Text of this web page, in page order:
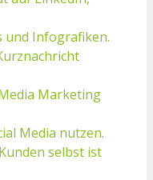
und Infografiken.
Marketing
Media nutzen.
selbst ist